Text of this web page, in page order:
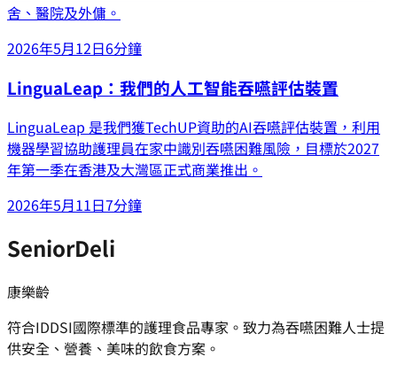
舍、醫院及外傭。
2026年5月12日6分鐘
LinguaLeap：我們的人工智能吞嚥評估裝置
LinguaLeap 是我們獲TechUP資助的AI吞嚥評估裝置，利用
機器學習協助護理員在家中識別吞嚥困難風險，目標於2027
年第一季在香港及大灣區正式商業推出。
2026年5月11日7分鐘
SeniorDeli
康樂齡
符合IDDSI國際標準的護理食品專家。致力為吞嚥困難人士提
供安全、營養、美味的飲食方案。